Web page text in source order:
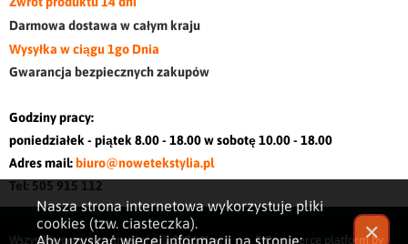
Darmowa dostawa w całym kraju
Wysyłka w ciągu 1go Dnia
Gwarancja bezpiecznych zakupów
Godziny pracy:
poniedziałek - piątek 8.00 - 18.00 w sobotę 10.00 - 18.00
Adres mail: biuro@nowetekstylia.pl
Tel: 505 915 112
Wszystkie prawa zastrzeżone © 2026Nowe E-Commerce platform by
Nasza strona internetowa wykorzystuje pliki
cookies (tzw. ciasteczka).
Aby uzyskać więcej informacji na stronie:
✕